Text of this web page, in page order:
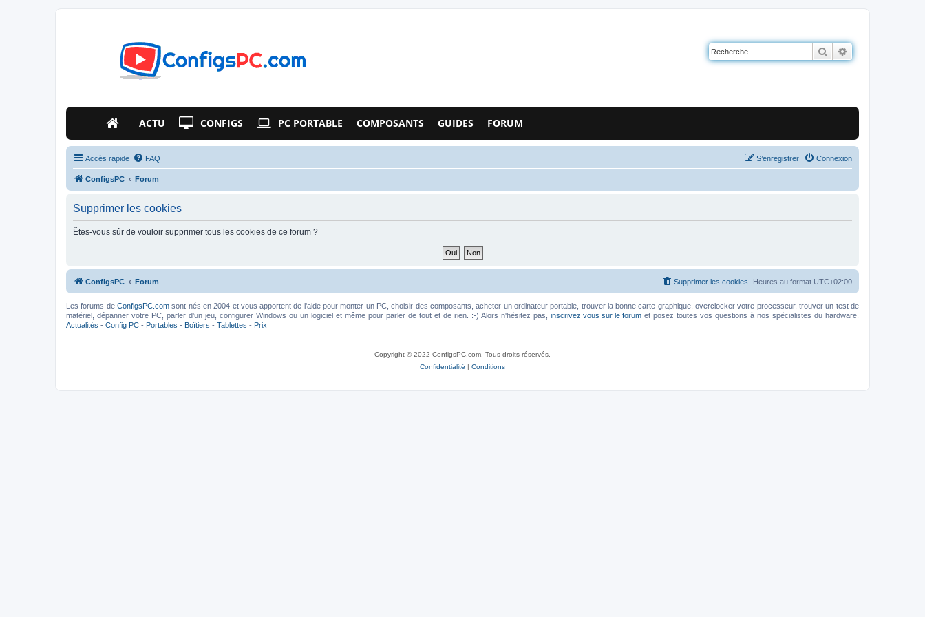
Rechercher
ACTU CONFIGS PC PORTABLE COMPOSANTS GUIDES FORUM
Accès rapide FAQ Connexion
S’enregistrer
ConfigsPC Forum
Supprimer les cookies
Êtes-vous sûr de vouloir supprimer tous les cookies de ce forum ?
ConfigsPC Forum Heures au format UTC+02:00
Supprimer les cookies
Les forums de ConfigsPC.comsont nés en 2004 et vous apportent de l'aide pour monter un PC, choisir des composants, acheter un ordinateur portable, trouver la bonne carte graphique, overclocker votre processeur, trouver un test de
matériel, dépanner votre PC, parler d'un jeu, configurer Windows ou un logiciel et même pour parler de tout et de rien. :-) Alors n'hésitez pas, inscrivez vous sur le forum et posez toutes vos questions à nos spécialistes du hardware.
Actualités - Config PC - Portables - Boîtiers - Tablettes - Prix
Copyright © 2022 ConfigsPC.com. Tous droits réservés.
Confidentialité | Conditions